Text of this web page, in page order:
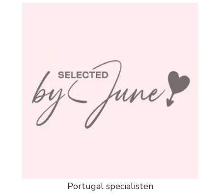
Portugal specialisten